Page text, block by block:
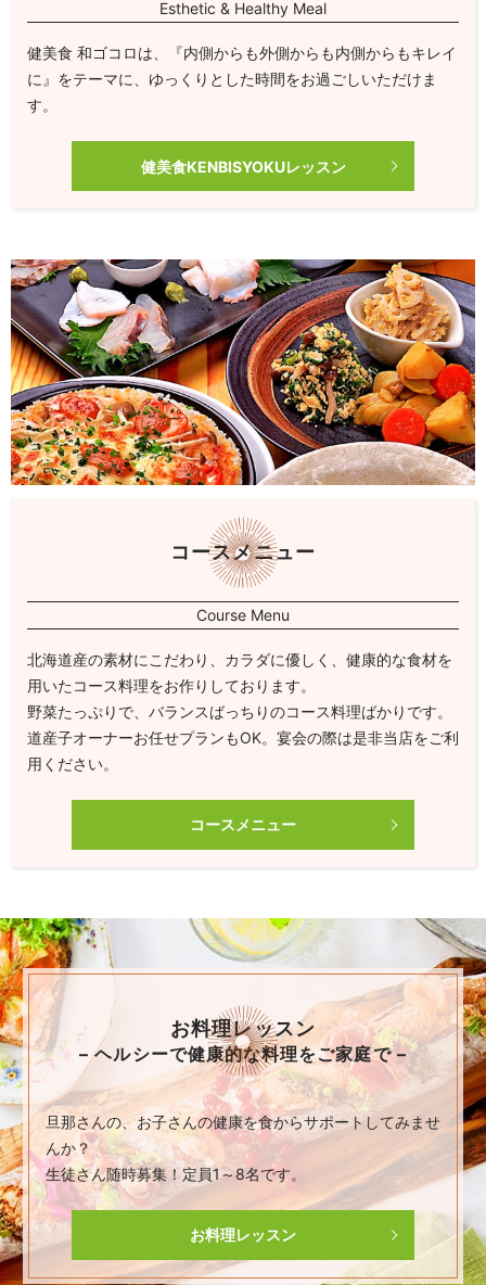
Esthetic & Healthy Meal
健美食 和ゴコロは、『内側からも外側からも内側からもキレイ
に』をテーマに、ゆっくりとした時間をお過ごしいただけま
す。
健美食KENBISYOKUレッスン
コースメニュー
Course Menu
北海道産の素材にこだわり、カラダに優しく、健康的な食材を
用いたコース料理をお作りしております。
野菜たっぷりで、バランスばっちりのコース料理ばかりです。
道産子オーナーお任せプランもOK。宴会の際は是非当店をご利
用ください。
コースメニュー
お料理レッスン
– ヘルシーで健康的な料理をご家庭で –
旦那さんの、お子さんの健康を食からサポートしてみませ
んか？
生徒さん随時募集！定員1～8名です。
お料理レッスン